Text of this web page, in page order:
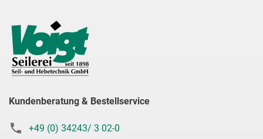
Kundenberatung & Bestellservice
+49 (0) 34243/ 3 02-0